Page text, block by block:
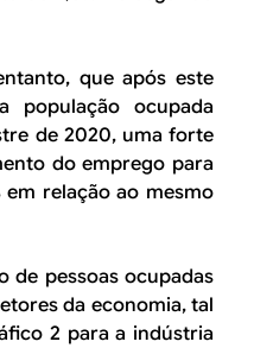
que após este
população ocupada
de 2020, uma forte
do emprego para
em relação ao mesmo
de pessoas ocupadas
da economia, tal
2 para a indústria